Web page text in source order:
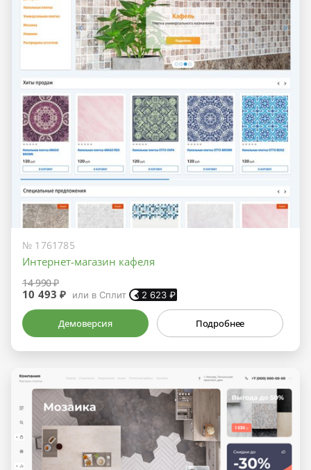
№ 1761785
Интернет-магазин кафеля
14 990 ₽
10 493 ₽ или в Сплит 2 623₽
Демоверсия Подробнее